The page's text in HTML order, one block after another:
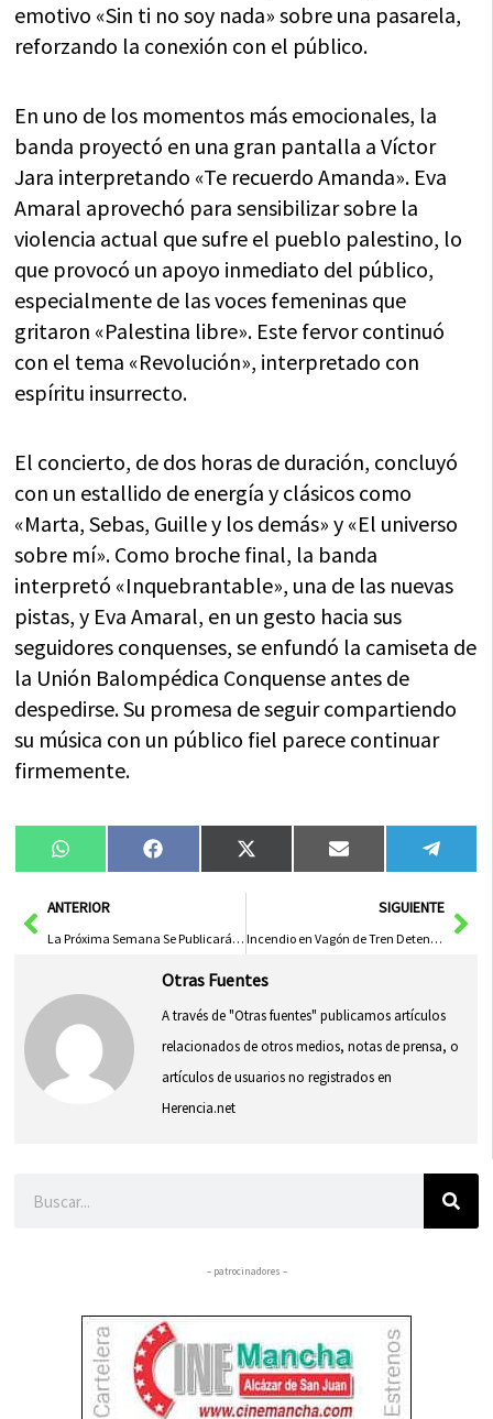
emotivo «Sin ti no soy nada» sobre una pasarela,
reforzando la conexión con el público.
En uno de los momentos más emocionales, la
banda proyectó en una gran pantalla a Víctor
Jara interpretando «Te recuerdo Amanda». Eva
Amaral aprovechó para sensibilizar sobre la
violencia actual que sufre el pueblo palestino, lo
que provocó un apoyo inmediato del público,
especialmente de las voces femeninas que
gritaron «Palestina libre». Este fervor continuó
con el tema «Revolución», interpretado con
espíritu insurrecto.
El concierto, de dos horas de duración, concluyó
con un estallido de energía y clásicos como
«Marta, Sebas, Guille y los demás» y «El universo
sobre mí». Como broche final, la banda
interpretó «Inquebrantable», una de las nuevas
pistas, y Eva Amaral, en un gesto hacia sus
seguidores conquenses, se enfundó la camiseta de
la Unión Balompédica Conquense antes de
despedirse. Su promesa de seguir compartiendo
su música con un público fiel parece continuar
firmemente.
Compartir
en
WhatsAppCompartir
en
FacebookCompartir
en
X
(Twitter)
Compartir
en
Email
en
AntANTERIOR
La Próxima Semana Se Publicará la Resolución de Ayudas a Deportistas de Élite en Castilla-La Mancha
SIGUIENTE
Incendio en Vagón de Tren Detenido en Argamasilla Obliga a Suspender Circulación Ferroviaria
Otras Fuentes
A través de "Otras fuentes" publicamos artículos
relacionados de otros medios, notas de prensa, o
artículos de usuarios no registrados en
Herencia.net
– patrocinadores –